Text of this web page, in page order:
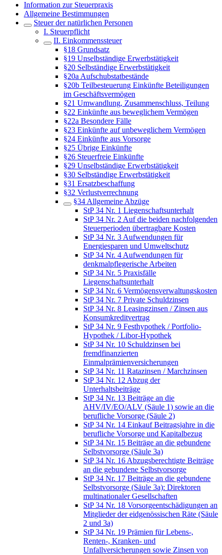
Information zur Steuerpraxis
Allgemeine Bestimmungen
Steuer der natürlichen Personen
I. Steuerpflicht
II. Einkommenssteuer
§18 Grundsatz
§19 Unselbständige Erwerbstätigkeit
§20 Selbständige Erwerbstätigkeit
§20a Aufschubstatbestände
§20b Teilbesteuerung Einkünfte Beteiligungen
im Geschäftsvermögen
§21 Umwandlung, Zusammenschluss, Teilung
§22 Einkünfte aus beweglichem Vermögen
§22a Besondere Fälle
§23 Einkünfte auf unbeweglichem Vermögen
§24 Einkünfte aus Vorsorge
§25 Übrige Einkünfte
§26 Steuerfreie Einkünfte
§29 Unselbständige Erwerbstätigkeit
§30 Selbständige Erwerbstätigkeit
§31 Ersatzbeschaffung
§32 Verlustverrechnung
§34 Allgemeine Abzüge
StP 34 Nr. 1 Liegenschaftsunterhalt
StP 34 Nr. 2 Auf die beiden nachfolgenden
Steuerperioden übertragbare Kosten
StP 34 Nr. 3 Aufwendungen für
Energiesparen und Umweltschutz
StP 34 Nr. 4 Aufwendungen für
denkmalpflegerische Arbeiten
StP 34 Nr. 5 Praxisfälle
Liegenschaftsunterhalt
StP 34 Nr. 6 Vermögensverwaltungskosten
StP 34 Nr. 7 Private Schuldzinsen
StP 34 Nr. 8 Leasingzinsen / Zinsen aus
Konsumkreditvertrag
StP 34 Nr. 9 Festhypothek / Portfolio-
Hypothek / Libor-Hypothek
StP 34 Nr. 10 Schuldzinsen bei
fremdfinanzierten
Einmalprämienversicherungen
StP 34 Nr. 11 Ratazinsen / Marchzinsen
StP 34 Nr. 12 Abzug der
Unterhaltsbeiträge
StP 34 Nr. 13 Beiträge an die
AHV/IV/EO/ALV (Säule 1) sowie an die
berufliche Vorsorge (Säule 2)
StP 34 Nr. 14 Einkauf Beitragsjahre in die
berufliche Vorsorge und Kapitalbezug
StP 34 Nr. 15 Beiträge an die gebundene
Selbstvorsorge (Säule 3a)
StP 34 Nr. 16 Abzugsberechtigte Beiträge
an die gebundene Selbstvorsorge
StP 34 Nr. 17 Beiträge an die gebundene
Selbstvorsorge (Säule 3a): Direktoren
multinationaler Gesellschaften
StP 34 Nr. 18 Vorsorgeentschädigungen an
Mitglieder der eidgenössischen Räte (Säule
2 und 3a)
StP 34 Nr. 19 Prämien für Lebens-,
Renten-, Kranken- und
Unfallversicherungen sowie Zinsen von